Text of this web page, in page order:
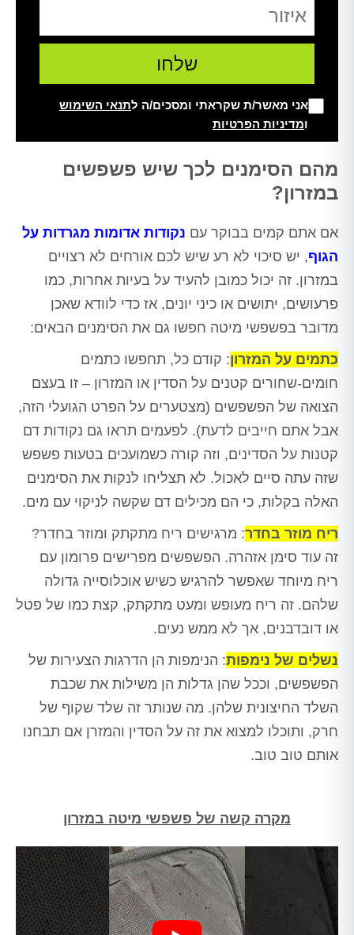
אני מאשר/ת שקראתי ומסכים/ה לתנאי השימוש
ומדיניות הפרטיות
מהם הסימנים לכך שיש פשפשים
במזרון?
אם אתם קמים בבוקר עם נקודות אדומות מגרדות על
הגוף, יש סיכוי לא רע שיש לכם אורחים לא רצויים
במזרון. זה יכול כמובן להעיד על בעיות אחרות, כמו
פרעושים, יתושים או כיני יונים, אז כדי לוודא שאכן
מדובר בפשפשי מיטה חפשו גם את הסימנים הבאים:
כתמים על המזרון: קודם כל, תחפשו כתמים
חומים-שחורים קטנים על הסדין או המזרון – זו בעצם
הצואה של הפשפשים (מצטערים על הפרט הגועלי הזה,
אבל אתם חייבים לדעת). לפעמים תראו גם נקודות דם
קטנות על הסדינים, וזה קורה כשמועכים בטעות פשפש
שזה עתה סיים לאכול. לא תצליחו לנקות את הסימנים
האלה בקלות, כי הם מכילים דם שקשה לניקוי עם מים.
ריח מוזר בחדר: מרגישים ריח מתקתק ומוזר בחדר?
זה עוד סימן אזהרה. הפשפשים מפרישים פרומון עם
ריח מיוחד שאפשר להרגיש כשיש אוכלוסייה גדולה
שלהם. זה ריח מעופש ומעט מתקתק, קצת כמו של פטל
או דובדבנים, אך לא ממש נעים.
נשלים של נימפות: הנימפות הן הדרגות הצעירות של
הפשפשים, וככל שהן גדלות הן משילות את שכבת
השלד החיצונית שלהן. מה שנותר זה שלד שקוף של
חרק, ותוכלו למצוא את זה על הסדין והמזרן אם תבחנו
אותם טוב טוב.
מקרה קשה של פשפשי מיטה במזרון